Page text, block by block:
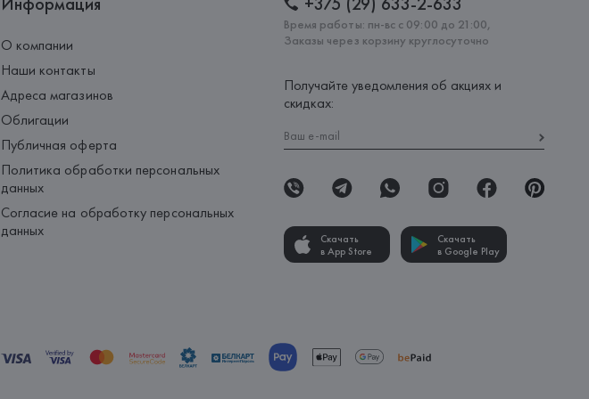
О компании
Наши контакты
Адреса магазинов
Облигации
Публичная оферта
Политика обработки персональных
данных
Согласие на обработку персональных
данных
Время работы: пн-вс с 09:00 до 21:00,
Заказы через корзину круглосуточно
Получайте уведомления об акциях и
скидках:
Скачать
в App Store
Скачать
в Google Play